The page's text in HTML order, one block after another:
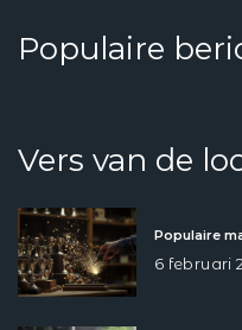
Populaire
Vers van de
Populaire
6 februari